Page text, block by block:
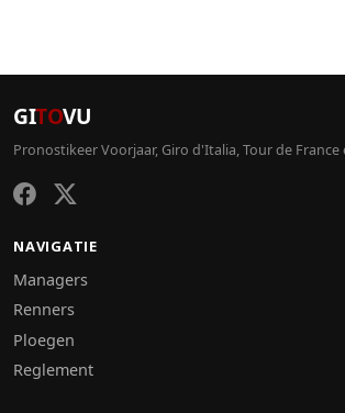
GITOVU
Pronostikeer Voorjaar, Giro d'Italia, Tour de France
NAVIGATIE
Managers
Renners
Ploegen
Reglement